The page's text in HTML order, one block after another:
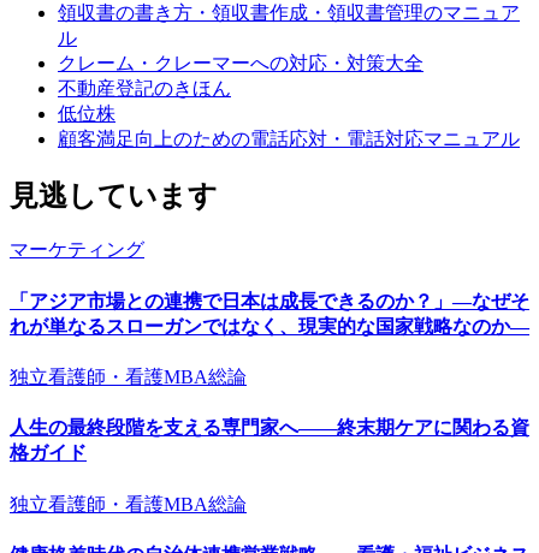
領収書の書き方・領収書作成・領収書管理のマニュア
ル
クレーム・クレーマーへの対応・対策大全
不動産登記のきほん
低位株
顧客満足向上のための電話応対・電話対応マニュアル
見逃しています
マーケティング
「アジア市場との連携で日本は成長できるのか？」―なぜそ
れが単なるスローガンではなく、現実的な国家戦略なのか―
独立看護師・看護MBA総論
人生の最終段階を支える専門家へ——終末期ケアに関わる資
格ガイド
独立看護師・看護MBA総論